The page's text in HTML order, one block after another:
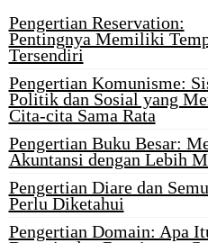
Pengertian Reservation:
Pentingnya Memiliki
Tersendiri
Pengertian Komunisme:
Politik dan Sosial yang
Cita-cita Sama Rata
Pengertian Buku Besar:
Akuntansi dengan Lebih
Pengertian Diare dan
Perlu Diketahui
Pengertian Domain: Apa